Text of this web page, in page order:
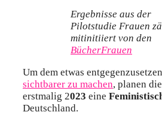
Ergebnisse aus der
Pilotstudie Frauen
mitinitiiert von den
BücherFrauen
Um dem etwas
sichtbarer zu machen, planen die
erstmalig 2023 eine
Deutschland.